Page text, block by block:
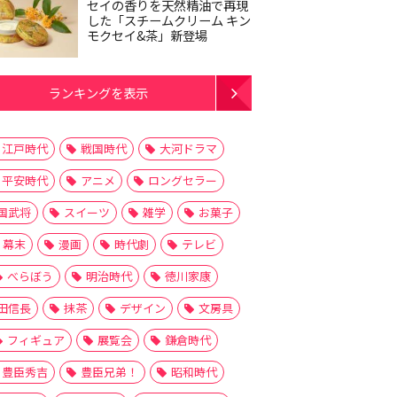
セイの香りを天然精油で再現
した「スチームクリーム キン
モクセイ&茶」新登場
ランキングを表示
江戸時代 戦国時代
大河ドラマ
平安時代
アニメ
ロングセラー
武将
スイーツ 雑学
お菓子
幕末
漫画 時代劇
テレビ
べらぼう
明治時代
徳川家康
信長
抹茶 デザイン
文房具
フィギュア
展覧会
鎌倉時代
豊臣秀吉
豊臣兄弟！
昭和時代